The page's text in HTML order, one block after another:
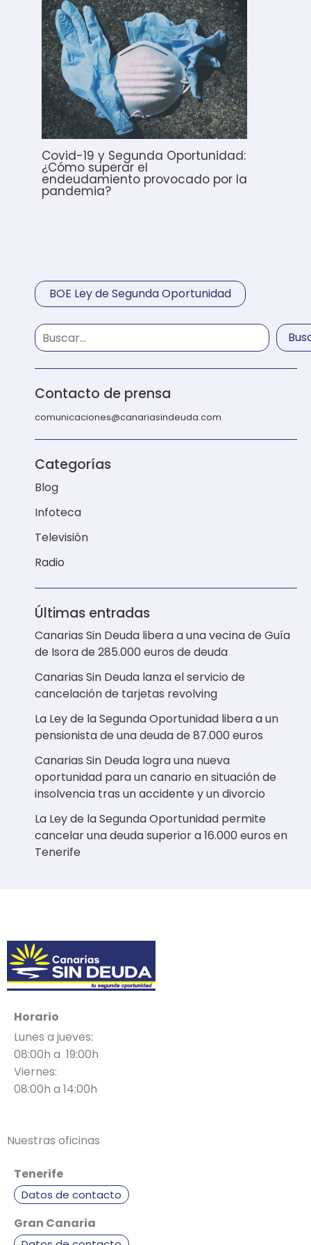
Covid-19 y Segunda Oportunidad:
¿Cómo superar el
endeudamiento provocado por la
pandemia?
BOE Ley de Segunda Oportunidad
Contacto de prensa
comunicaciones@canariasindeuda.com
Categorías
Blog
Infoteca
Televisión
Radio
Últimas entradas
Canarias Sin Deuda libera a una vecina de Guía
de Isora de 285.000 euros de deuda
Canarias Sin Deuda lanza el servicio de
cancelación de tarjetas revolving
La Ley de la Segunda Oportunidad libera a un
pensionista de una deuda de 87.000 euros
Canarias Sin Deuda logra una nueva
oportunidad para un canario en situación de
insolvencia tras un accidente y un divorcio
La Ley de la Segunda Oportunidad permite
cancelar una deuda superior a 16.000 euros en
Tenerife
Horario
Lunes a jueves:
08:00h a 19:00h
Viernes:
08:00h a 14:00h
Nuestras oficinas
Tenerife
Datos de contacto
Gran Canaria